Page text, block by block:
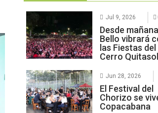
Jul 9, 2026
Desde
Bello vibrará
las Fiestas del
Cerro Quitasol
Jun 28, 2026
El Festival del
Chorizo se
Copacabana